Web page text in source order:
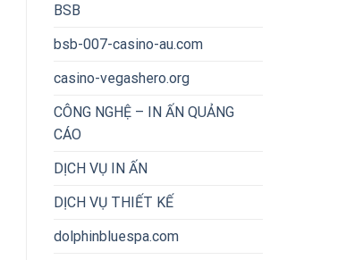
BSB
bsb-007-casino-au.com
casino-vegashero.org
CÔNG NGHỆ – IN ẤN QUẢNG
CÁO
DỊCH VỤ IN ẤN
DỊCH VỤ THIẾT KẾ
dolphinbluespa.com